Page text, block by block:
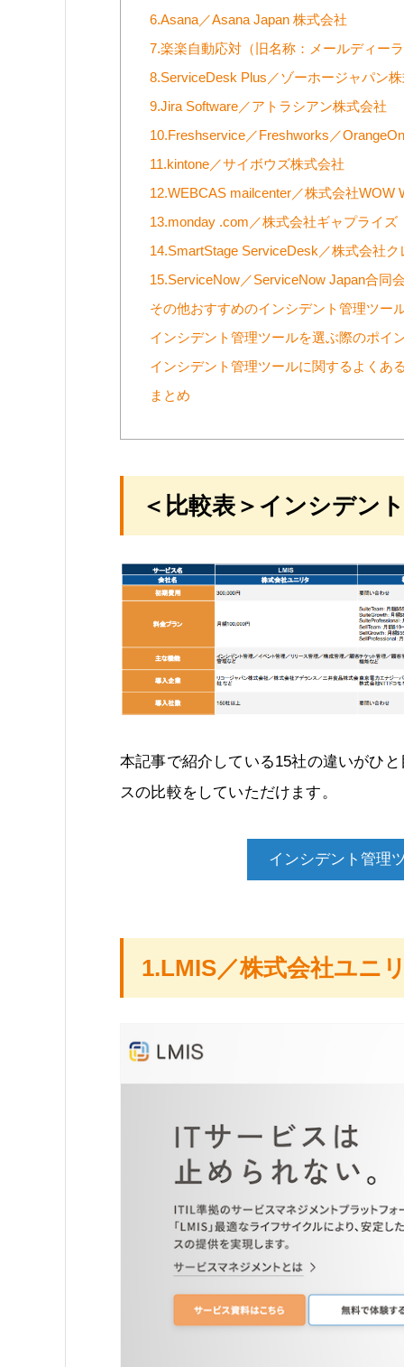
6.Asana／Asana Japan 株式会社
7.楽楽自動応対（旧名称：メールディー
8.ServiceDesk Plus／ゾーホージャパン
9.Jira Software／アトラシアン株式会社
10.Freshservice／Freshworks／
11.kintone／サイボウズ株式会社
12.WEBCAS mailcenter／株式会社WOW
13.monday .com／株式会社ギャプライズ
14.SmartStage ServiceDesk／株式会社ク
15.ServiceNow／ServiceNow Japan合同
その他おすすめのインシデント管理ツー
インシデント管理ツールを選ぶ際のポイ
インシデント管理ツールに関するよくあ
まとめ
＜比較表＞インシデン
本記事で紹介している15社の違いがひ
スの比較をしていただけます。
インシデント管理
1.LMIS／株式会社ユニ